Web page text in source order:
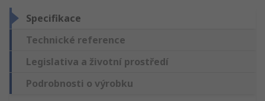
Specifikace
Technické reference
Legislativa a životní prostředí
Podrobnosti o výrobku